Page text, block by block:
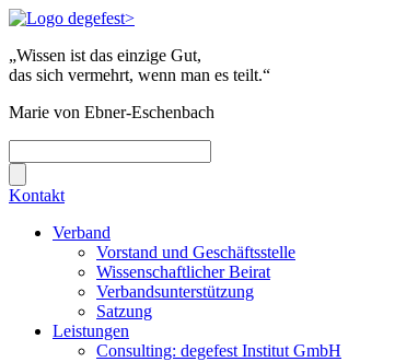
„Wissen ist das einzige Gut,
das sich vermehrt, wenn man es teilt.“
Marie von Ebner-Eschenbach
Kontakt
Verband
Vorstand und Geschäftsstelle
Wissenschaftlicher Beirat
Verbandsunterstützung
Satzung
Leistungen
Consulting: degefest Institut GmbH